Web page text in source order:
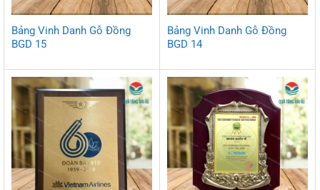
Bảng Vinh Danh Gỗ Đồng
BGD 15
Bảng Vinh Danh Gỗ Đồng
BGD 14